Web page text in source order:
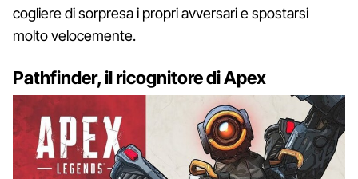
cogliere di sorpresa i propri avversari e spostarsi
molto velocemente.
Pathfinder, il ricognitore di Apex